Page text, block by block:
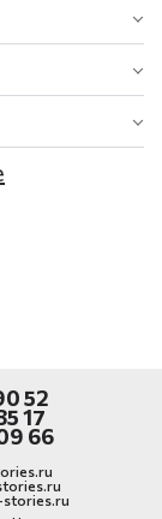
52
17
66
stories.ru